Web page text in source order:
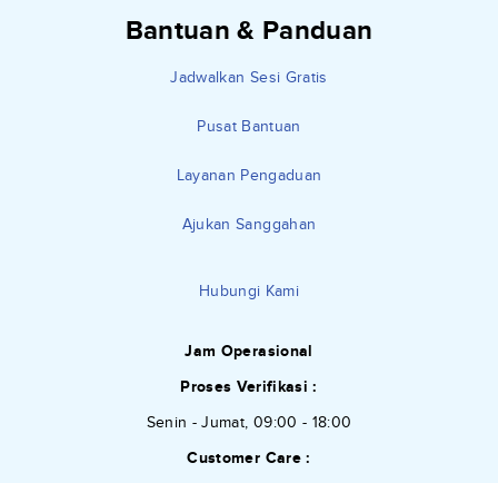
Bantuan & Panduan
Jadwalkan Sesi Gratis
Pusat Bantuan
Layanan Pengaduan
Ajukan Sanggahan
Hubungi Kami
Jam Operasional
Proses Verifikasi :
Senin - Jumat, 09:00 - 18:00
Customer Care :